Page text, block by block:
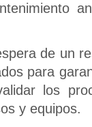
de un
para
los
y equipos.